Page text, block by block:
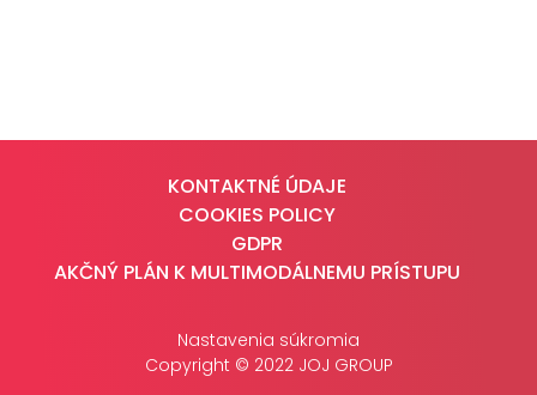
KONTAKTNÉ ÚDAJE
COOKIES POLICY
GDPR
AKČNÝ PLÁN K MULTIMODÁLNEMU PRÍSTUPU
Nastavenia súkromia
Copyright © 2022 JOJ GROUP